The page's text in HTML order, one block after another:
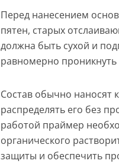
Перед нанесением
пятен, старых
должна быть сухой и
равномерно проникнуть
Состав обычно наносят
распределять его без
работой праймер
органического
защиты и обеспечить